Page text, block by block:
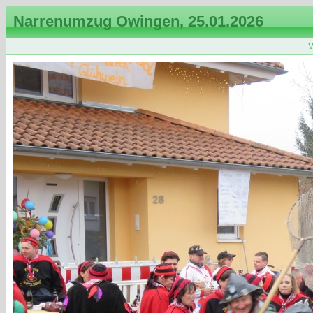
Narrenumzug Owingen, 25.01.2026